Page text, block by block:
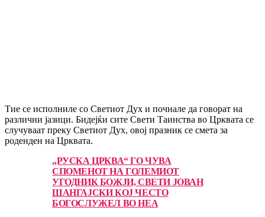
Тие се исполниле со Светиот Дух и почнале да говорат на
различни јазици. Бидејќи сите Свети Таинства во Црквата се
случуваат преку Светиот Дух, овој празник се смета за
роденден на Црквата.
„РУСКА ЦРКВА“ ГО ЧУВА
СПОМЕНОТ НА ГОЛЕМИОТ
УГОДНИК БОЖЈИ, СВЕТИ ЈОВАН
ШАНГАЈСКИ КОЈ ЧЕСТО
БОГОСЛУЖЕЛ ВО НЕА